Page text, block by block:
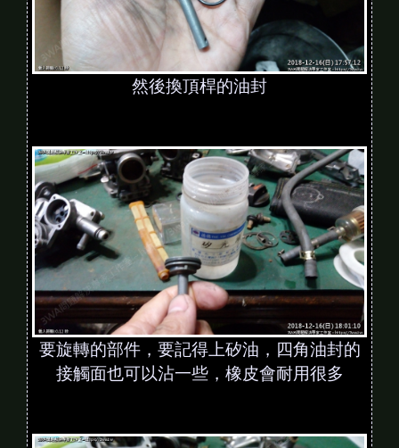
然後換頂桿的油封
要旋轉的部件，要記得上矽油，四角油封的
接觸面也可以沾一些，橡皮會耐用很多